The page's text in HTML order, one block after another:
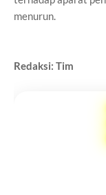
menurun.
Redaksi: Tim